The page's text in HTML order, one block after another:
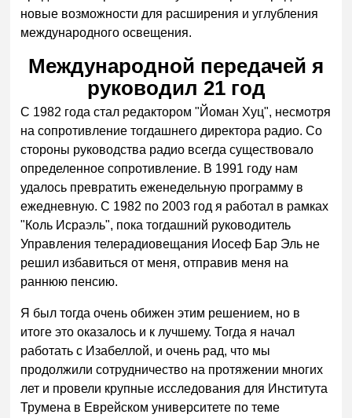
новые возможности для расширения и углубления
международного освещения.
Международной передачей я
руководил 21 год
С 1982 года стал редактором "Йоман Хуц", несмотря
на сопротивление тогдашнего директора радио. Со
стороны руководства радио всегда существовало
определенное сопротивление. В 1991 году нам
удалось превратить еженедельную программу в
ежедневную. С 1982 по 2003 год я работал в рамках
"Коль Исраэль", пока тогдашний руководитель
Управления телерадиовещания Иосеф Бар Эль не
решил избавиться от меня, отправив меня на
раннюю пенсию.
Я был тогда очень обижен этим решением, но в
итоге это оказалось и к лучшему. Тогда я начал
работать с Изабеллой, и очень рад, что мы
продолжили сотрудничество на протяжении многих
лет и провели крупные исследования для Института
Трумена в Еврейском университете по теме